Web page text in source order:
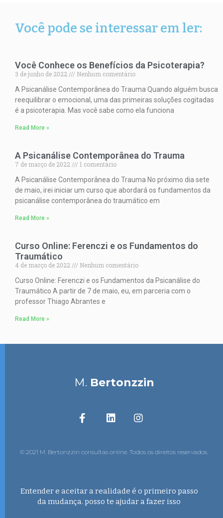
Você pode se interessar em ler:
Você Conhece os Benefícios da Psicoterapia?
3 de junho de 2022
Nenhum comentário
A Psicanálise Contemporânea do Trauma Quando alguém busca
reequilibrar o emocional, uma das primeiras soluções cogitadas
é a psicoterapia. Mas você sabe como ela funciona
Read More »
A Psicanálise Contemporânea do Trauma
7 de março de 2022
1 comentário
A Psicanálise Contemporânea do Trauma No próximo dia sete
de maio, irei iniciar um curso que abordará os fundamentos da
psicanálise contemporânea do traumático em
Read More »
Curso Online: Ferenczi e os Fundamentos do
Traumático
4 de março de 2022
Nenhum comentário
Curso Online: Ferenczi e os Fundamentos da Psicanálise do
Traumático A partir de 7 de maio, eu, em parceria com o
professor Thiago Abrantes e
Read More »
M. Bertonzzin
© 2021 M. Bertonzzin consultas online. Todos os direitos reservados.
Entender e aceitar a realidade é o primeiro passo
da mudança. posso te ajudar a fazer isso